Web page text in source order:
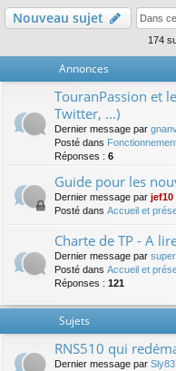
Nouveau sujet
174
Annonces
TouranPassion et
Twitter, ...)
Dernier message par
Posté dans
Réponses : 6
Guide pour les
Dernier message par jef10
Posté dans Accueil et
Charte de TP - A
Dernier message par
Posté dans Accueil et
Réponses : 121
Sujets
RNS510 qui
Dernier message par Sly83